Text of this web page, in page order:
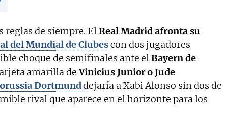
reglas de siempre. ElReal Madrid afronta su
del Mundial de Clubescon dos jugadores
choque de semifinales ante elBayern de
amarilla deVinicius Junior o Jude
Dortmunddejaría a Xabi Alonso sin dos de
rival que aparece en el horizonte para los